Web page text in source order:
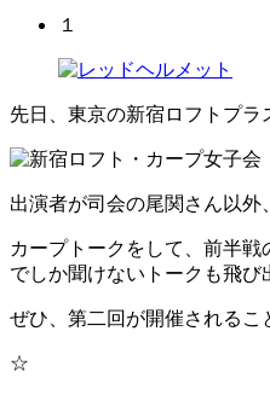
１
先日、東京の新宿ロフトプ
出演者が司会の尾関さん以外
カープトークをして、前半
でしか聞けないトークも飛び
ぜひ、第二回が開催されるこ
☆